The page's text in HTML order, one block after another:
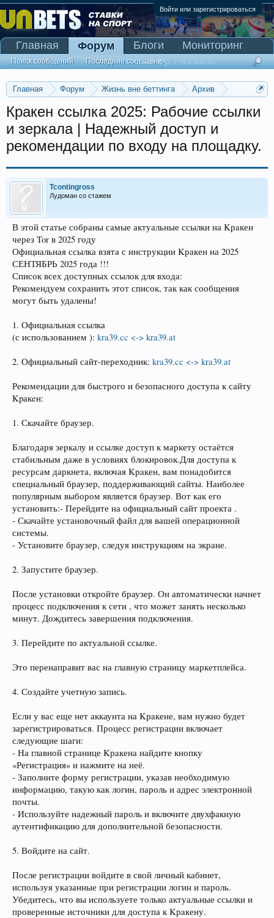
Войти или зарегистрироваться
Главная Форум Жизнь вне беттинга
Архив
Кракен ссылка 2025: Рабочие ссылки
и зеркала | Надежный доступ и
рекомендации по входу на площадку.
Tcontingross
Лудоман со стажем
В этой статье собраны самые актуальные ссылки на Kрaкен
через Tor в 2025 году
Официальная ссылка взята с инструкции Kрaкен на 2025
СЕНТЯБРЬ 2025 года !!!
Список всех доступных ссылок для входа:
Рекомендуем сохранить этот список, так как сообщения
могут быть удалены!
1. Официальная ссылка
(с использованием ): kra39.cc <-> kra39.at
2. Официальный сайт-переходник: kra39.cc <-> kra39.at
Рекомендации для быстрого и безопасного доступа к сайту
Kpакeн:
1. Скачайте браузер.
Благодаря зеркалу и ссылке доступ к маркету остаётся
стабильным даже в условиях блокировок.Для доступа к
ресурсам даркнета, включая Kрaкен, вам понадобится
специальный браузер, поддерживающий сайты. Наиболее
популярным выбором является браузер. Вот как его
установить:- Перейдите на официальный сайт проекта .
- Скачайте установочный файл для вашей операционной
системы.
- Установите браузер, следуя инструкциям на экране.
2. Запустите браузер.
После установки откройте браузер. Он автоматически начнет
процесс подключения к сети , что может занять несколько
минут. Дождитесь завершения подключения.
3. Перейдите по актуальной ссылке.
Это перенаправит вас на главную страницу маркетплейса.
4. Создайте учетную запись.
Если у вас еще нет аккаунта на Kрaкене, вам нужно будет
зарегистрироваться. Процесс регистрации включает
следующие шаги:
- На главной странице Kрaкена найдите кнопку
«Регистрация» и нажмите на неё.
- Заполните форму регистрации, указав необходимую
информацию, такую как логин, пароль и адрес электронной
почты.
- Используйте надежный пароль и включите двухфакную
аутентификацию для дополнительной безопасности.
5. Войдите на сайт.
После регистрации войдите в свой личный кабинет,
используя указанные при регистрации логин и пароль.
Убедитесь, что вы используете только актуальные ссылки и
проверенные источники для доступа к Kрaкену.
Главная Форум
Поиск сообщений Последние сообщения
Блоги
Мониторинг
Сканер Pinnacle